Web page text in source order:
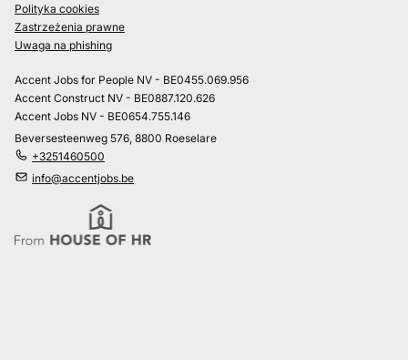
Polityka cookies
Zastrzeżenia prawne
Uwaga na phishing
Accent Jobs for People NV - BE0455.069.956
Accent Construct NV - BE0887.120.626
Accent Jobs NV - BE0654.755.146
Beversesteenweg 576, 8800 Roeselare
+3251460500
info@accentjobs.be